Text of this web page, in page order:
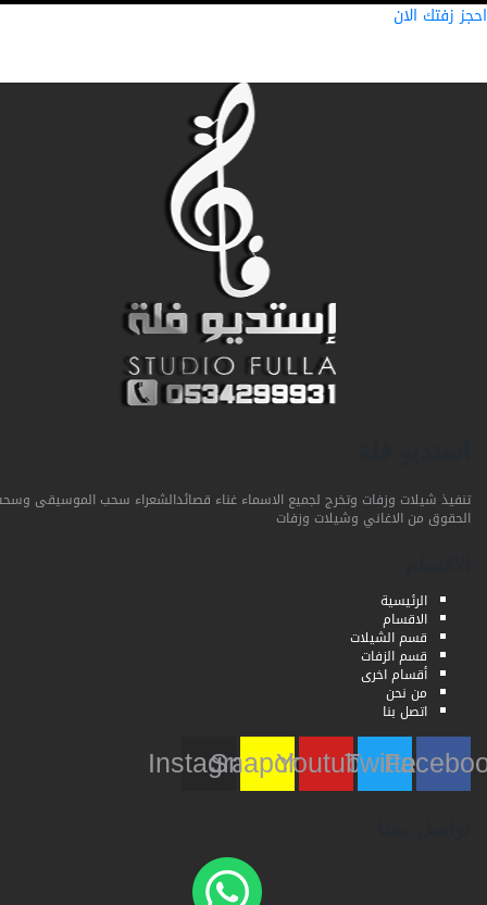
زفتك الان
تنفيذ شيلات وزفات وتخرج لجميع الاسماء غناء قصائدالشعراء سحب الموسيقى وسحب
الحقوق من الاغاني وشيلات وزفات
الرئيسية
الاقسام
قسم الشيلات
قسم الزفات
أقسام اخرى
من نحن
اتصل بنا
Twitter
Youtube
Snapchat
Instagram